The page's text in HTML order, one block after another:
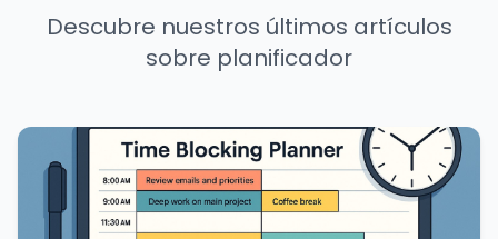
Descubre nuestros últimos artículos
sobre planificador